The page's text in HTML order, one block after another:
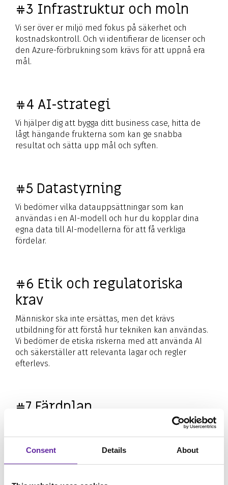
Consent Details About
#3 Infrastruktur och moln
Vi ser över er miljö med fokus på säkerhet och
kostnadskontroll. Och vi identifierar de licenser och
den Azure-förbrukning som krävs för att uppnå era
mål.
#4 AI-strategi
Vi hjälper dig att bygga ditt business case, hitta de
lågt hängande frukterna som kan ge snabba
resultat och sätta upp mål och syften.
#5 Datastyrning
Vi bedömer vilka datauppsättningar som kan
användas i en AI-modell och hur du kopplar dina
egna data till AI-modellerna för att få verkliga
fördelar.
#6 Etik och regulatoriska
krav
Människor ska inte ersättas, men det krävs
utbildning för att förstå hur tekniken kan användas.
Vi bedömer de etiska riskerna med att använda AI
och säkerställer att relevanta lagar och regler
efterlevs.
#7 Färdplan
Bedömningen resulterar i en färdplan och en lista
med åtgärder som ska vidtas för att göra din
organisation redo för nästa generations generativa
utmaningar hanteras snabbt.